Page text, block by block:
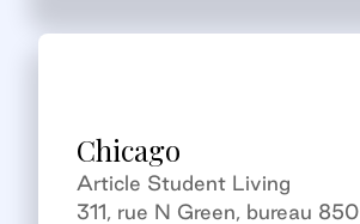
Chicago
Article Student Living
311, rue N Green, bureau 850